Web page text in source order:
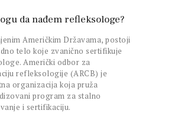
da nađem refleksologe?
Američkim Državama, postoji
telo koje zvanično sertifikuje
Američki odbor za
refleksologije (ARCB) je
organizacija koja pruža
program za stalno
i sertifikaciju.